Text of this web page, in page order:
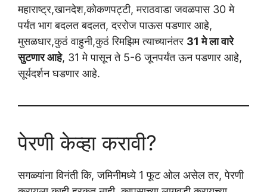
महाराष्ट्र,खानदेश,कोकणपट्टी, मराठवाडा जवळपास 30 मे
पर्यंत भाग बदलत बदलत, दररोज पाऊस पडणार आहे,
मुसळधार,कुठं वाहुनी,कुठं रिमझिम त्याच्यानंतर 31 मे ला वारे
सुटणार आहे, 31 मे पासून ते 5-6 जूनपर्यंत ऊन पडणार आहे,
सूर्यदर्शन घडणार आहे.
पेरणी केव्हा करावी?
सगळ्यांना विनंती कि, जमिनीमध्ये 1 फूट ओल असेल तर, पेरणी